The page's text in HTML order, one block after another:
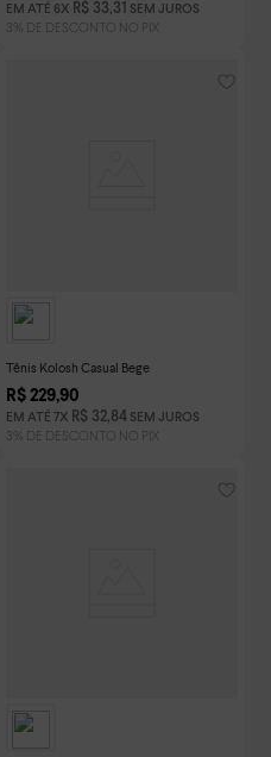
EM ATÉ 6X R$ 33,31 SEM JUROS
Tênis Kolosh Casual Bege
R$ 229,90
EM ATÉ 7X R$ 32,84SEM JUROS